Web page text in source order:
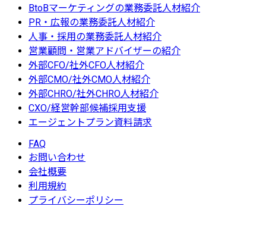
BtoBマーケティングの業務委託人材紹介
PR・広報の業務委託人材紹介
人事・採用の業務委託人材紹介
営業顧問・営業アドバイザーの紹介
外部CFO/社外CFO人材紹介
外部CMO/社外CMO人材紹介
外部CHRO/社外CHRO人材紹介
CXO/経営幹部候補採用支援
エージェントプラン資料請求
FAQ
お問い合わせ
会社概要
利用規約
プライバシーポリシー